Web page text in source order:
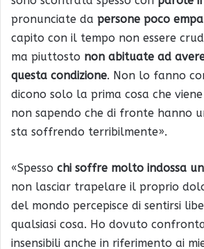
pronunciate da persone poco
capito con il tempo non essere
ma piuttosto non abituate ad
questa condizione. Non lo fanno
dicono solo la prima cosa che
non sapendo che di fronte hanno
sta soffrendo terribilmente».
«Spesso chi soffre molto indossa
non lasciar trapelare il proprio
del mondo percepisce di sentirsi
qualsiasi cosa. Ho dovuto
insensibili anche in riferimento ai